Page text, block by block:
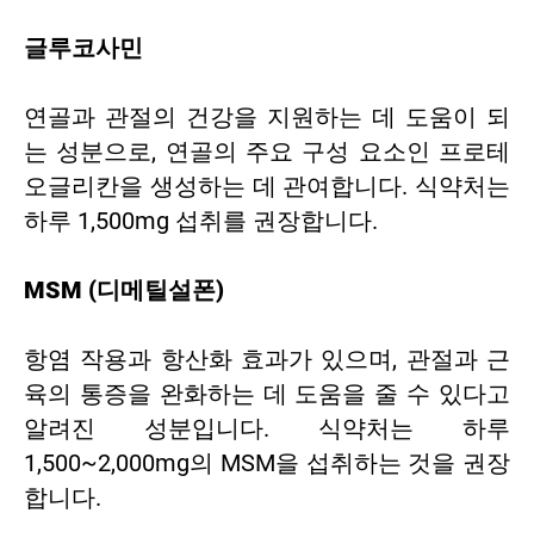
글루코사민
연골과 관절의 건강을 지원하는 데 도움이 되
는 성분으로, 연골의 주요 구성 요소인 프로테
오글리칸을 생성하는 데 관여합니다. 식약처는
하루 1,500mg 섭취를 권장합니다.
MSM (디메틸설폰)
항염 작용과 항산화 효과가 있으며, 관절과 근
육의 통증을 완화하는 데 도움을 줄 수 있다고
알려진 성분입니다. 식약처는 하루
1,500~2,000mg의 MSM을 섭취하는 것을 권장
합니다.